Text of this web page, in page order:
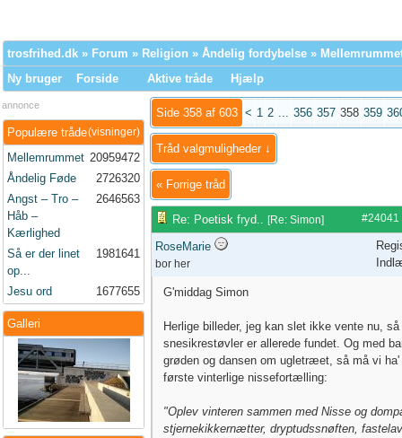
trosfrihed.dk » Forum » Religion » Åndelig fordybelse »
Ny bruger
Forside Aktive tråde Hjælp
annonce
(visninger)
Populære tråde
Mellemrummet 20959472
Åndelig Føde
2726320
Angst – Tro –
Håb –
Kærlighed
2646563
Så er der linet
op...
1981641
Jesu ord 1677655
Galleri
Side 358 af 603 < 1 2 ... 356 357 358 359
Tråd valgmuligheder ↓
« Forrige tråd
#24041
Re: Poetisk fryd.. [Re: Simon]
RoseMarie
bor her
G'middag Simon
Herlige billeder, jeg kan slet ikke vente nu,
snesikrestøvler er allerede fundet. Og med
grøden og dansen om ugletræet, så må vi ha'
første vinterlige nissefortælling:
"Oplev vinteren sammen med Nisse og
stjernekikkernætter, dryptudssnøften,